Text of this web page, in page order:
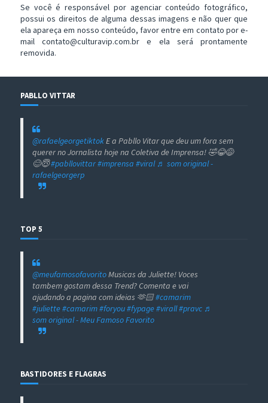
Se você é responsável por agenciar conteúdo fotográfico,
possui os direitos de alguma dessas imagens e não quer que
ela apareça em nosso conteúdo, favor entre em contato por e-
mail contato@culturavip.com.br e ela será prontamente
removida.
PABLLO VITTAR
@rafaelgeorgetiktokE a Pabllo Vitar que deu um fora sem
querer no Jornalista hoje na Coletiva de Imprensa! 🤣😂😅
😊😇#pabllovittar#imprensa #viral ♬ som original -
rafaelgeorgerp
TOP 5
@meufamosofavoritoMusicas da Juliette! Voces
tambem gostam dessa Trend? Comenta e vai
ajudando a pagina com ideias 🫶🏻#camarim
#juliette#camarim#foryou#fypage#virall#pravc ♬
som original - Meu Famoso Favorito
BASTIDORES E FLAGRAS